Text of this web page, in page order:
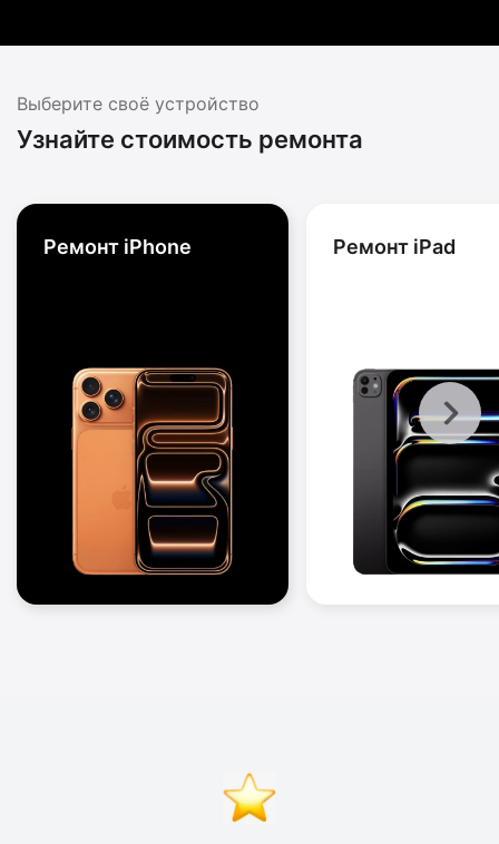
Выберите своё устройство
Узнайте стоимость ремонта
Ремонт iPhone Ремонт iPad